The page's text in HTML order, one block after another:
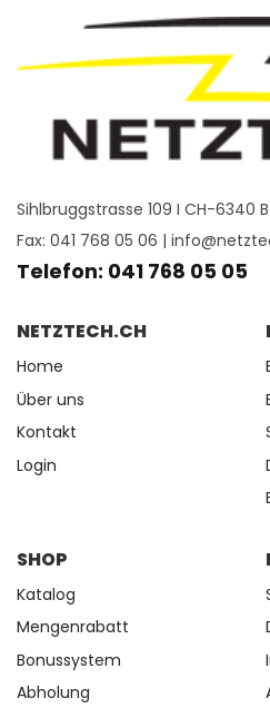
Sihlbruggstrasse 109 I CH-6340
Fax: 041 768 05 06 |
Telefon: 041 768 05 05
NETZTECH.CH
Home
Über uns
Kontakt
Login
SHOP
Katalog
Mengenrabatt
Bonussystem
Abholung